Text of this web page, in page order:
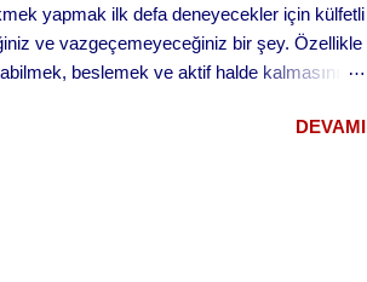
yapmak ilk defa deneyecekler için külfetli
ve vazgeçemeyeceğiniz bir şey. Özellikle
beslemek ve aktif halde kalmasını
sırf mayamız ölmesin canlı kalsın diye
DEVAMI